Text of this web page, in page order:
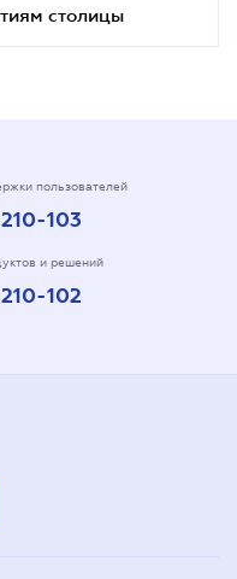
столицы
пользователей
103
и решений
102